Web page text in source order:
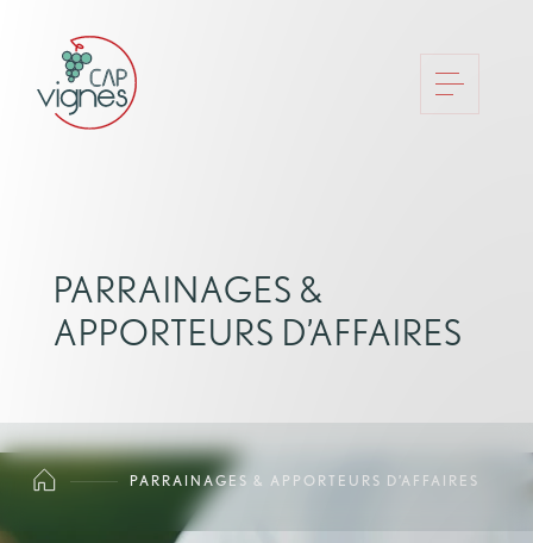
PARRAINAGES &
APPORTEURS D’AFFAIRES
PARRAINAGES & APPORTEURS D’AFFAIRES